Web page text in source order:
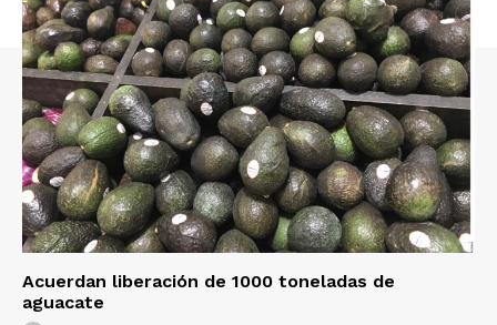
Acuerdan liberación de 1000 toneladas de
aguacate